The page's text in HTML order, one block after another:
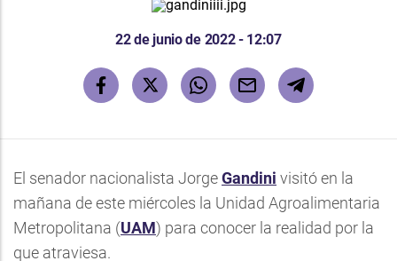
22 de junio de 2022 - 12:07
El senador nacionalista JorgeGandini visitó en la
mañana de este miércoles la Unidad Agroalimentaria
Metropolitana (UAM) para conocer la realidad por la
que atraviesa.